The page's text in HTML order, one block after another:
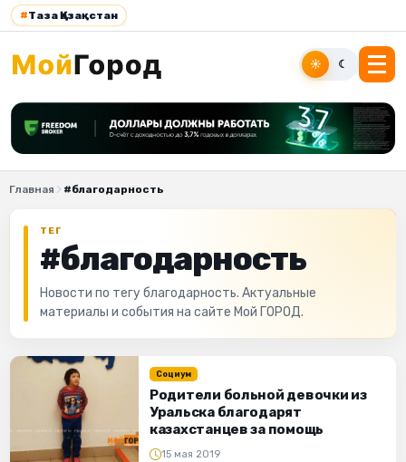
#Таза Қазақстан
☀ ☾
Главная #благодарность
ТЕГ
#благодарность
Новости по тегу благодарность. Актуальные
материалы и события на сайте Мой ГОРОД.
Социум
Родители больной девочки из
Уральска благодарят
казахстанцев за помощь
15 мая 2019